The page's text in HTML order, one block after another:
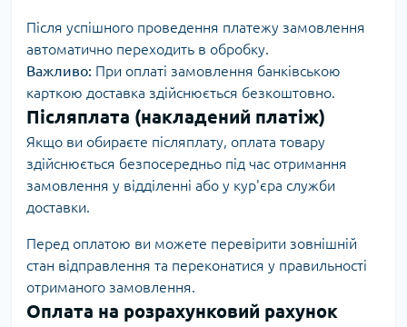
Після успішного проведення платежу замовлення
автоматично переходить в обробку.
Важливо: При оплаті замовлення банківською
карткою доставка здійснюється безкоштовно.
Післяплата (накладений платіж)
Якщо ви обираєте післяплату, оплата товару
здійснюється безпосередньо під час отримання
замовлення у відділенні або у кур'єра служби
доставки.
Перед оплатою ви можете перевірити зовнішній
стан відправлення та переконатися у правильності
отриманого замовлення.
Оплата на розрахунковий рахунок